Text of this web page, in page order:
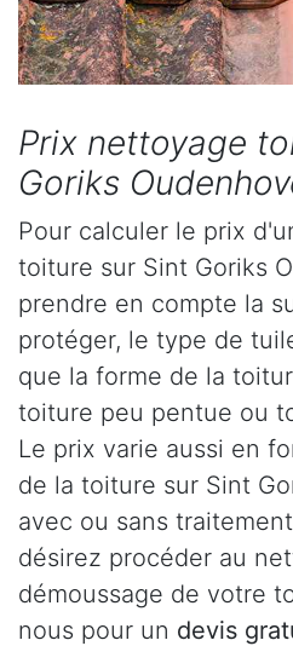
Prix nettoyage
Goriks
Pour calculer le prix
toiture sur Sint Goriks
prendre en compte la
protéger, le type de
que la forme de la
toiture peu pentue ou
Le prix varie aussi en
de la toiture sur Sint
avec ou sans
désirez procéder au
démoussage de votre
nous pour un devis